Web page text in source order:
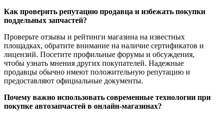
Как проверить репутацию продавца и избежать покупки
поддельных запчастей?
Проверьте отзывы и рейтинги магазина на известных
площадках, обратите внимание на наличие сертификатов и
лицензий. Посетите профильные форумы и обсуждения,
чтобы узнать мнения других покупателей. Надежные
продавцы обычно имеют положительную репутацию и
предоставляют официальные документы.
Почему важно использовать современные технологии при
покупке автозапчастей в онлайн-магазинах?